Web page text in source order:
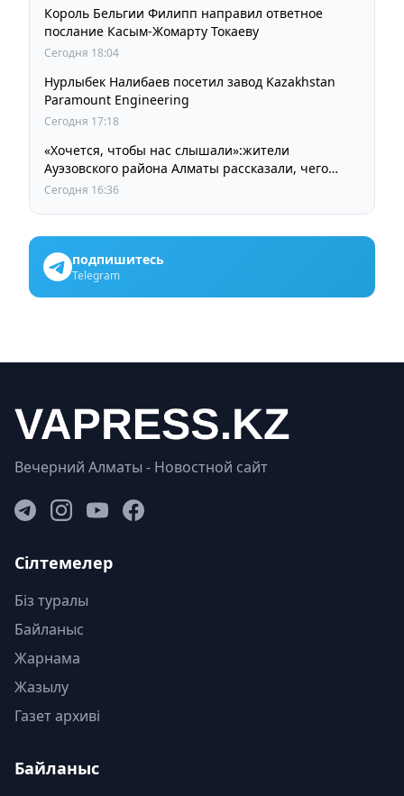
Король Бельгии Филипп направил ответное
послание Касым-Жомарту Токаеву
Сегодня 18:04
Нурлыбек Налибаев посетил завод Kazakhstan
Paramount Engineering
Сегодня 17:18
«Хочется, чтобы нас слышали»:жители
Ауэзовского района Алматы рассказали, чего
ждут от выборов депутатов Курултая
Сегодня 16:36
подпишитесь
Telegram
Вечерний Алматы - Новостной сайт
Сілтемелер
Біз туралы
Байланыс
Жарнама
Жазылу
Газет архиві
Байланыс